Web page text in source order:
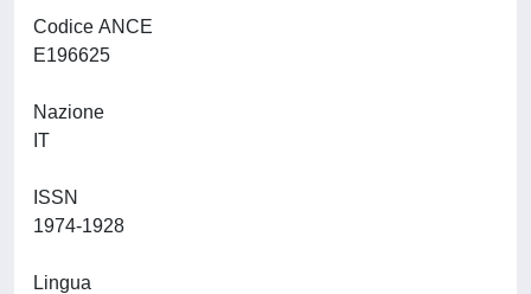
Codice ANCE
Nazione
ISSN
Lingua